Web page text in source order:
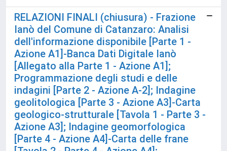
RELAZIONI FINALI (chiusura) - Frazione
Ianò del Comune di Catanzaro: Analisi
dell'informazione disponibile [Parte 1 -
Azione A1]-Banca Dati Digitale Ianò
[Allegato alla Parte 1 - Azione A1];
Programmazione degli studi e delle
indagini [Parte 2 - Azione A-2]; Indagine
geolitologica [Parte 3 - Azione A3]-Carta
geologico-strutturale [Tavola 1 - Parte 3 -
Azione A3]; Indagine geomorfologica
[Parte 4 - Azione A4]-Carta delle frane